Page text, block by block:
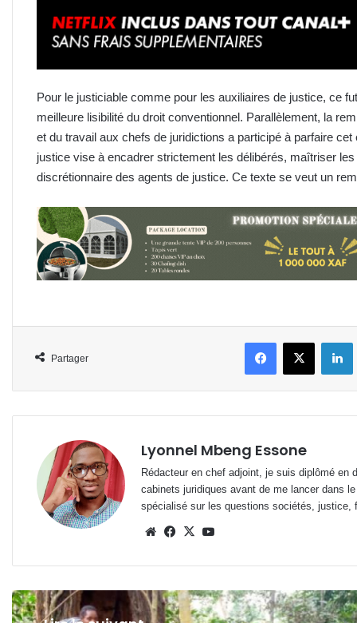
Pour le justiciable comme pour les auxiliaires de justice, ce
meilleure lisibilité du droit conventionnel. Parallèlement, la
et du travail aux chefs de juridictions a participé à parfaire
justice vise à encadrer strictement les délibérés, maîtriser
discrétionnaire des agents de justice. Ce texte se veut un
Partager
FacebookX
Lyonnel Mbeng Essone
Rédacteur en chef adjoint, je suis diplômé
cabinets juridiques avant de me lancer dans
spécialisé sur les questions sociétés,
WebsiteFacebook
X